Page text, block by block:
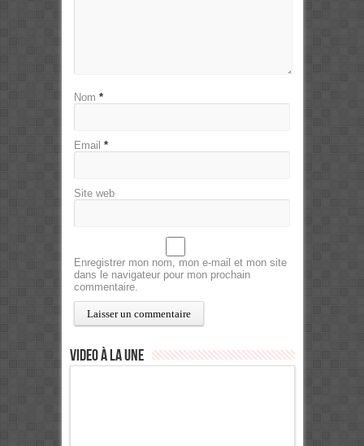
Nom *
Email *
Site web
Enregistrer mon nom, mon e-mail et mon site
dans le navigateur pour mon prochain
commentaire.
Video à la Une